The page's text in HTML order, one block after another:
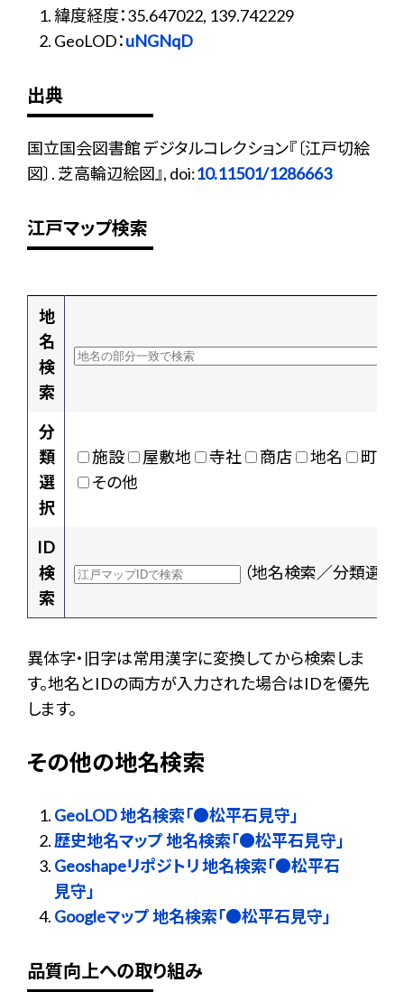
緯度経度：35.647022, 139.742229
GeoLOD：uNGNqD
出典
国立国会図書館 デジタルコレクション『〔江戸切絵
図〕. 芝高輪辺絵図』, doi:10.11501/1286663
江戸マップ検索
地
名
検
索
分
類
選
択
施設 屋敷地 寺社 商店 地名
町村
その他
ID
検
索
（地名検索／分類選択
異体字・旧字は常用漢字に変換してから検索しま
す。地名とIDの両方が入力された場合はIDを優先
します。
その他の地名検索
GeoLOD 地名検索「●松平石見守」
歴史地名マップ 地名検索「●松平石見守」
Geoshapeリポジトリ 地名検索「●松平石
見守」
Googleマップ 地名検索「●松平石見守」
品質向上への取り組み